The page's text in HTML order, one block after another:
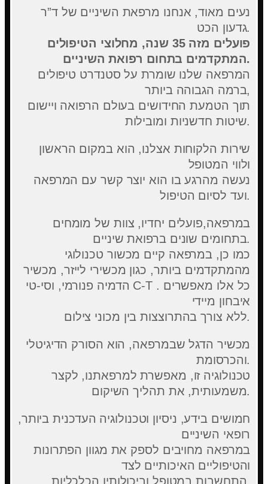
נעים מאוד, אנחנו מרפאת השיניים של ד”ר
גדעון הכט.
פועלים מזה 35 שנה, מחלוצי הטיפולים
המתקדמים בתחום רפואת השיניים.
המרפאה שלנו שומרת על סטנדרט טיפולים
ברמה הגבוהה ביותר,
תוך הטמעת החידושים בעולם הרפואה ויישום
שיטות חדשניות ומובילות.
שירות הלקוחות אצלנו, הוא במקום הראשון
ולווי המטופל
נעשה מהרגע בו הוא יוצר קשר עם המרפאה
ועד לסיום הטיפול.
במרפאה,פועלים יחדיו, צוות של מומחים
בתחומים שונים ברפואת שיניים.
כמו כן, במרפאה קיים מכשור טכנולוגי
מהמתקדמים ביותר, כגון מכשירי לייזר, מכשיר
הדמיה פנורמי, וסי-טי C-T . כל אלו מאפשרים
איבחון מיידי
ללא צורך בהתרוצצות בין מכוני צילום.
מכשיר הדגל שבמרפאה, הוא הסורק הדיגיטלי
והכרסומת.
טכנולוגיה זו, מאפשרת למרפאתנו, לקצר
משמעותית, את תהליך השיקום.
חמושים בידע, ניסיון וטכנולוגיה העדכנית ביותר,
רופאי השיניים
במרפאה מחויבים לספק את מגוון הפתרונות
והטיפוליים האיכותיים לצד